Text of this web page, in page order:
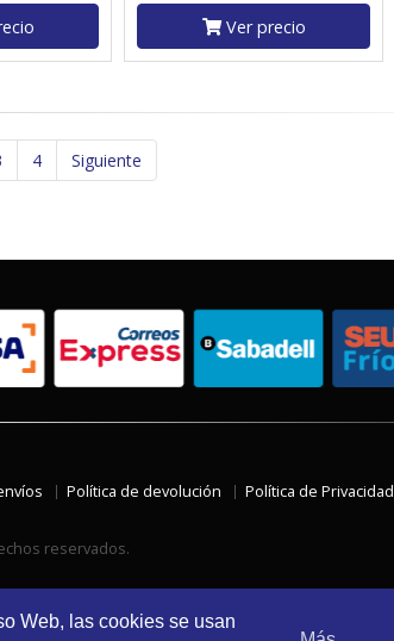
Web, las cookies se usan
Ver precio
4 Siguiente
Política de devolución Política de Privacidad
reservados.